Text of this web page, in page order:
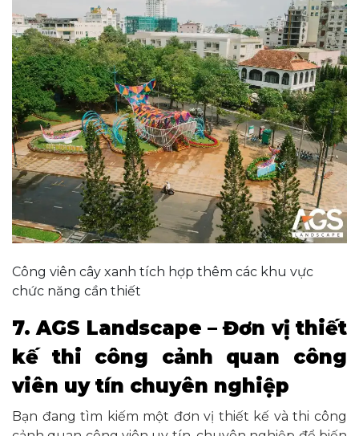
Công viên cây xanh tích hợp thêm các khu vực
chức năng cần thiết
7. AGS Landscape – Đơn vị thiết
kế thi công cảnh quan công
viên uy tín chuyên nghiệp
Bạn đang tìm kiếm một đơn vị thiết kế và thi công